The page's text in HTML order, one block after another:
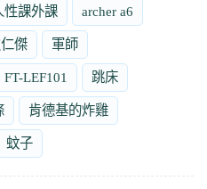
性課外課 archer a6
傑 軍師
FT-LEF101 跳床
肯德基的炸雞
蚊子